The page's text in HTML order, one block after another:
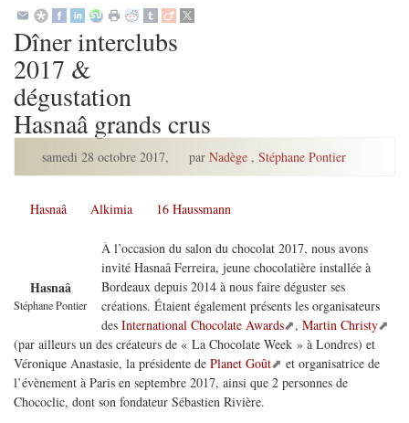
Dîner interclubs
2017 &
dégustation
Hasnaâ grands crus
samedi 28 octobre 2017, par Nadège , Stéphane Pontier
Hasnaâ Alkimia 16 Haussmann
Hasnaâ
Stéphane Pontier
À l’occasion du salon du chocolat 2017, nous avons
invité Hasnaâ Ferreira, jeune chocolatière installée à
Bordeaux depuis 2014 à nous faire déguster ses
créations. Étaient également présents les organisateurs
des International Chocolate Awards , Martin Christy
(par ailleurs un des créateurs de « La Chocolate Week » à Londres) et
Véronique Anastasie, la présidente de Planet Goût
et organisatrice de
l’évènement à Paris en septembre 2017, ainsi que 2 personnes de
Chococlic, dont son fondateur Sébastien Rivière.